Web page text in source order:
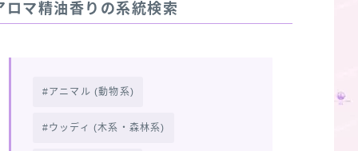
ロマ精油香りの系統検索
アニマル (動物系)
ウッディ (木系・森林系)